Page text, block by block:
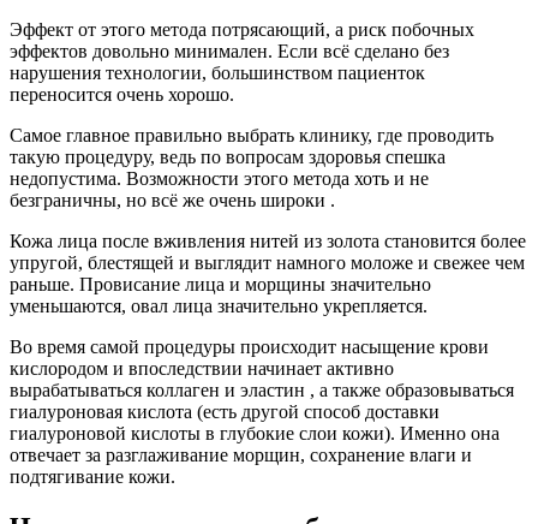
Эффект от этого метода потрясающий, а риск побочных
эффектов довольно минимален. Если всё сделано без
нарушения технологии, большинством пациенток
переносится очень хорошо.
Самое главное правильно выбрать клинику, где проводить
такую процедуру, ведь по вопросам здоровья спешка
недопустима. Возможности этого метода хоть и не
безграничны, но всё же очень широки .
Кожа лица после вживления нитей из золота становится более
упругой, блестящей и выглядит намного моложе и свежее чем
раньше. Провисание лица и морщины значительно
уменьшаются, овал лица значительно укрепляется.
Во время самой процедуры происходит насыщение крови
кислородом и впоследствии начинает активно
вырабатываться коллаген и эластин , а также образовываться
гиалуроновая кислота (есть другой способ доставки
гиалуроновой кислоты в глубокие слои кожи). Именно она
отвечает за разглаживание морщин, сохранение влаги и
подтягивание кожи.